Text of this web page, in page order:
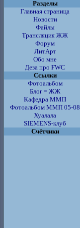
Разделы
Главная страница
Новости
Файлы
Трансляция ЖЖ
Форум
ЛитАрт
Обо мне
Деза про FWC
Ссылки
Фотоальбом
Блог = ЖЖ
Кафедра ММП
Фотоальбом ММП 05-08
Хуалала
SIEMENS-клуб
Счётчики